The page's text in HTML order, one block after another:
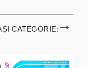
CATEGORIE: